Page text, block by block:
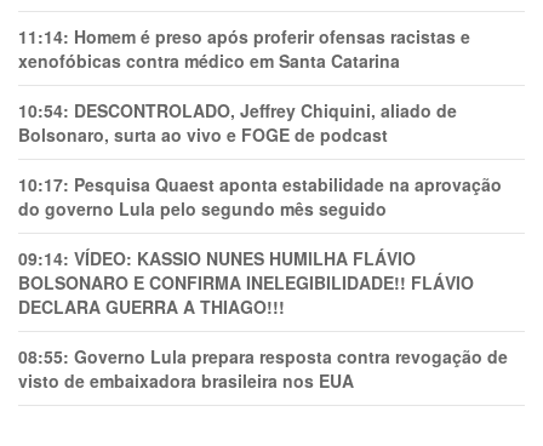
11:14: Homem é preso após proferir ofensas racistas e
xenofóbicas contra médico em Santa Catarina
10:54: DESCONTROLADO, Jeffrey Chiquini, aliado de
Bolsonaro, surta ao vivo e FOGE de podcast
10:17: Pesquisa Quaest aponta estabilidade na aprovação
do governo Lula pelo segundo mês seguido
09:14: VÍDEO: KASSIO NUNES HUMlLHA FLÁVIO
BOLSONARO E CONFIRMA INELEGIBILIDADE!! FLÁVIO
DECLARA GUERRA A THIAGO!!!
08:55: Governo Lula prepara resposta contra revogação de
visto de embaixadora brasileira nos EUA